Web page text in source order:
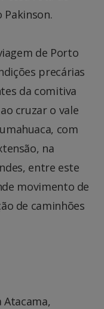
Pakinson.
de Porto
precárias
da comitiva
cruzar o vale
com
na
entre este
movimento de
de caminhões
Atacama,